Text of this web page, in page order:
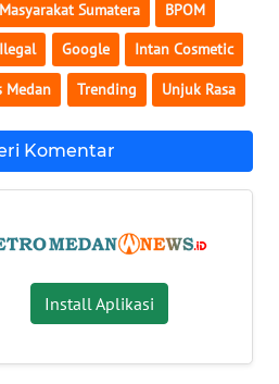
Sumatera BPOM
Google Intan Cosmetic
Medan Trending Unjuk Rasa
Komentar
Install Aplikasi